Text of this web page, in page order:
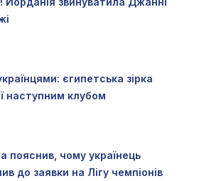
єгипетська зірка
наступним клубом
пояснив, чому українець
до заявки на Лігу чемпіонів